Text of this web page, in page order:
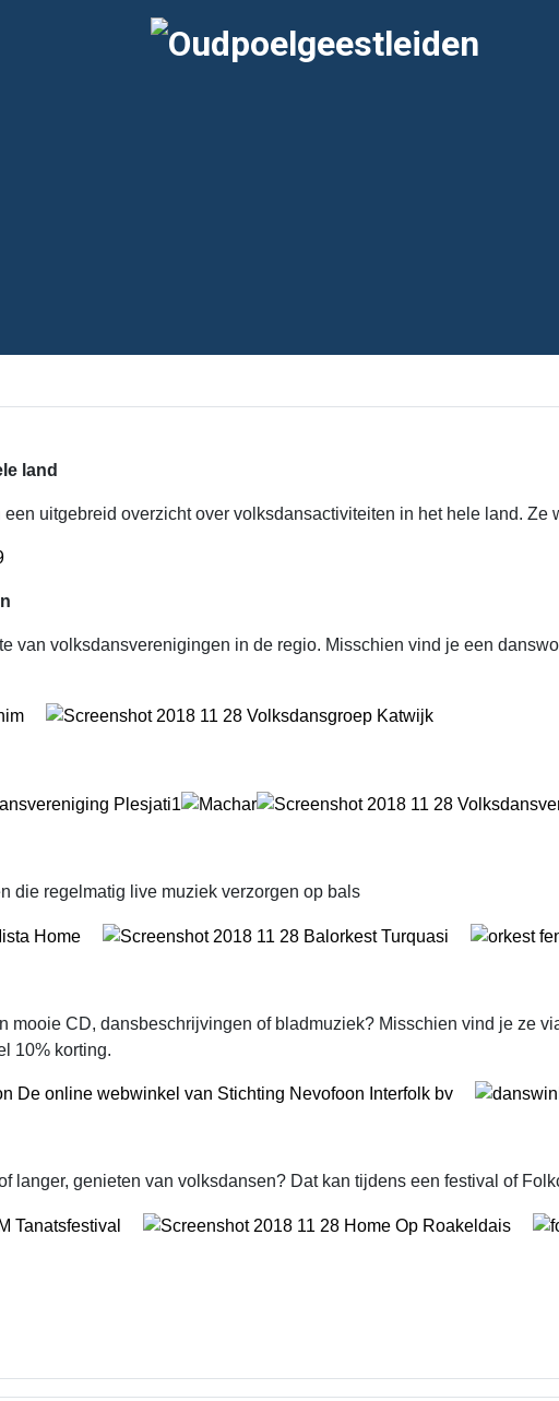
land
uitgebreid overzicht over volksdansactiviteiten in het hele land. Ze
van volksdansverenigingen in de regio. Misschien vind je een
die regelmatig live muziek verzorgen op bals
mooie CD, dansbeschrijvingen of bladmuziek? Misschien vind je ze
10% korting.
langer, genieten van volksdansen? Dat kan tijdens een festival of